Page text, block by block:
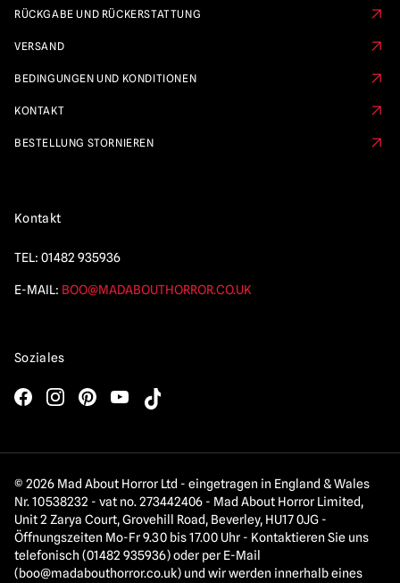
RÜCKGABE UND RÜCKERSTATTUNG
VERSAND
BEDINGUNGEN UND KONDITIONEN
KONTAKT
BESTELLUNG STORNIEREN
Kontakt
TEL: 01482 935936
E-MAIL: BOO@MADABOUTHORROR.CO.UK
Soziales
© 2026 Mad About Horror Ltd - eingetragen in England & Wales
Nr. 10538232 - vat no. 273442406 - Mad About Horror Limited,
Unit 2 Zarya Court, Grovehill Road, Beverley, HU17 0JG -
Öffnungszeiten Mo-Fr 9.30 bis 17.00 Uhr - Kontaktieren Sie uns
telefonisch (01482 935936) oder per E-Mail
(boo@madabouthorror.co.uk) und wir werden innerhalb eines